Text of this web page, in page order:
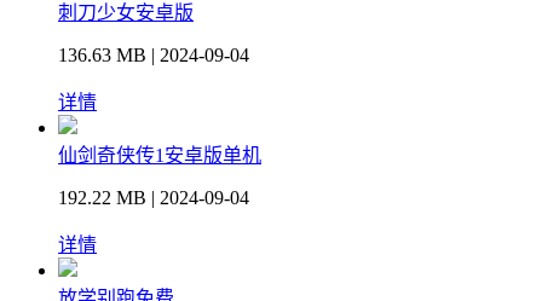
刺刀少女安卓版
136.63 MB | 2024-09-04
详情
仙剑奇侠传1安卓版单机
192.22 MB | 2024-09-04
详情